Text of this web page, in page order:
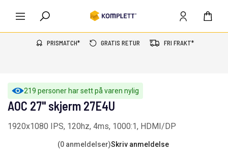
PRISMATCH* GRATIS RETUR FRI FRAKT*
219 personer har sett på varen nylig
AOC 27" skjerm 27E4U
1920x1080 IPS, 120hz, 4ms, 1000:1, HDMI/DP
(0 anmeldelser)Skriv anmeldelse